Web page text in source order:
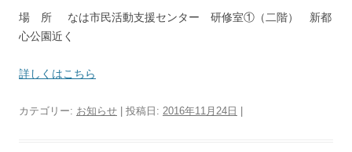
場 所 なは市民活動支援センター 研修室①（二階） 新都
心公園近く
詳しくはこちら
カテゴリー: お知らせ | 投稿日: 2016年11月24日